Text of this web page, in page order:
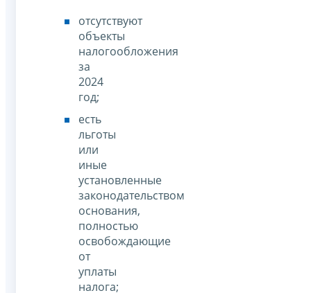
отсутствуют
объекты
налогообложения
за
2024
год;
есть
льготы
или
иные
установленные
законодательством
основания,
полностью
освобождающие
от
уплаты
налога;